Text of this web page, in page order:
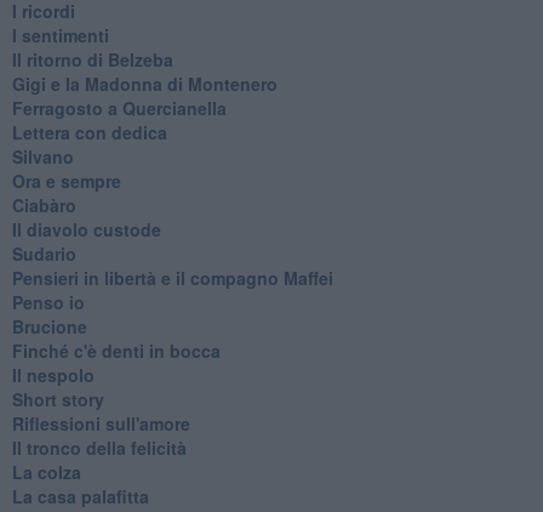
I ricordi
I sentimenti
Il ritorno di Belzeba
Gigi e la Madonna di Montenero
Ferragosto a Quercianella
Lettera con dedica
Silvano
Ora e sempre
Ciabàro
Il diavolo custode
Sudario
Pensieri in libertà e il compagno Maffei
Penso io
Brucione
Finché c'è denti in bocca
Il nespolo
Short story
Riflessioni sull'amore
Il tronco della felicità
La colza
La casa palafitta